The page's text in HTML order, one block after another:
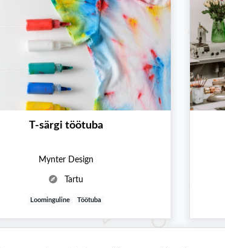
T-särgi töötuba
Mynter Design
Tartu
Loominguline Töötuba